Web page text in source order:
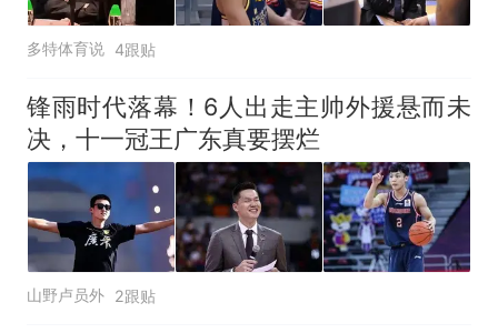
多特体育说 4跟贴
锋雨时代落幕！6人出走主帅外援悬而未
决，十一冠王广东真要摆烂
山野卢员外 2跟贴